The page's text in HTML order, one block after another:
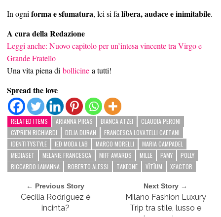
In ogni forma e sfumatura, lei si fa libera, audace e inimitabile.
A cura della Redazione
Leggi anche: Nuovo capitolo per un’intesa vincente tra Virgo e
Grande Fratello
Una vita piena di bollicine a tutti!
Spread the love
RELATED ITEMS ARIANNA PIRAS BIANCA ATZEI
CLAUDIA PERONI
CYPRIEN RICHIARDI
DELIA DURAN
FRANCESCA LOVATELLI CAETANI
IDENTITYSTYLE
IED MODA LAB MARCO MORELLI
MARIA CAMPADEL
MEDIASET
MELANIE FRANCESCA MIFF AWARDS MILLE PAMY
POLLY
RICCARDO LAMANNA
ROBERTO ALESSI TAKEONE VĬTĬUM XFACTOR
← Previous Story
Cecilia Rodriguez è
incinta?
Next Story →
Milano Fashion Luxury
Trip tra stile, lusso e